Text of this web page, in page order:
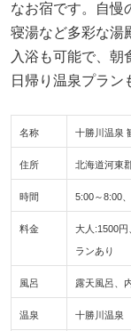
なお宿です。自慢
寝湯など多彩な湯
入浴も可能で、朝
日帰り温泉プラン
名称 十勝川温泉
住所 北海道河東
時間 5:00～8:00
料金 大人:1500
ランあり
風呂 露天風呂、
温泉 十勝川温泉